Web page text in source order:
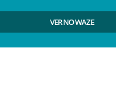
VER NO WAZE